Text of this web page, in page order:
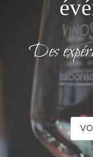
Des